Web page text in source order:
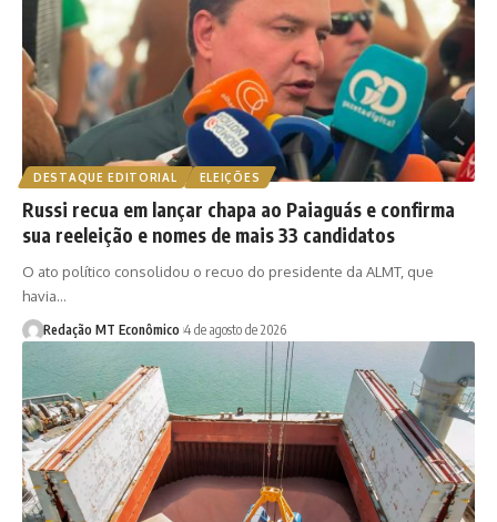
DESTAQUE EDITORIAL ELEIÇÕES
Russi recua em lançar chapa ao Paiaguás e confirma
sua reeleição e nomes de mais 33 candidatos
O ato político consolidou o recuo do presidente da ALMT, que
havia…
Redação MT Econômico 4 de agosto de 2026